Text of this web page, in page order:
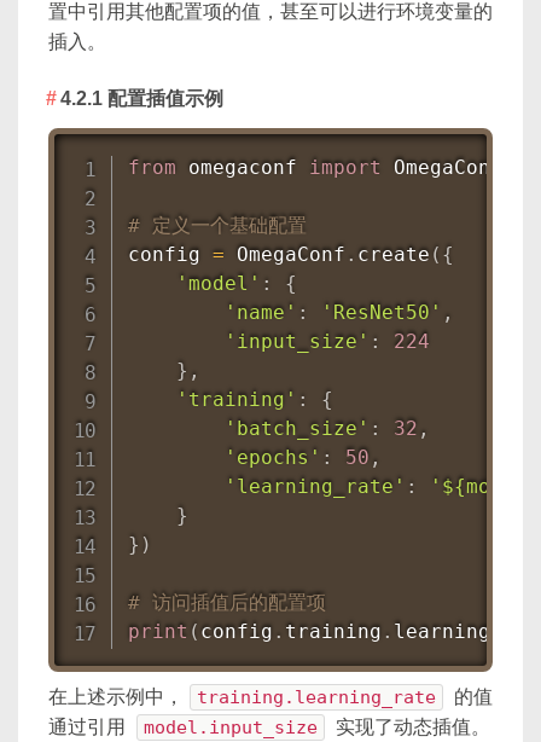
置中引用其他配置项的值，甚至可以进行环境变量的
插入。
4.2.1 配置插值示例
from omegaconf import OmegaConf
# 定义一个基础配置
config = OmegaConf . create ( {
'model' :
{
'name' : 'ResNet50' ,
'input_size' :
224
} ,
'training' :
{
'batch_size' : 32 ,
'epochs' : 50 ,
'learning_rate' :
}
} )
# 访问插值后的配置项
print ( config . training .
在上述示例中， training.learning_rate
的值
通过引用
model.input_size 实现了动态插值。